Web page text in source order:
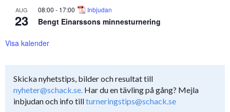
AUG
23
08:00 - 17:00 Inbjudan
Bengt Einarssons minnesturnering
Visa kalender
Skicka nyhetstips, bilder och resultat till
nyheter@schack.se. Har du en tävling på gång? Mejla
inbjudan och info tillturneringstips@schack.se